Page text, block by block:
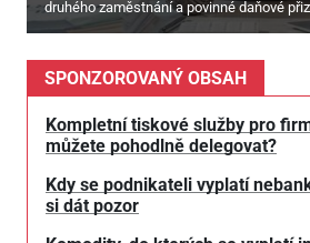
druhého zaměstnání a povinné daňové
SPONZOROVANÝ OBSAH
Kompletní tiskové služby pro
můžete pohodlně delegovat?
Kdy se podnikateli vyplatí
si dát pozor